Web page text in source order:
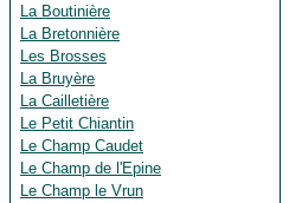
La Boutinière
La Bretonnière
Les Brosses
La Bruyère
La Cailletière
Le Petit Chiantin
Le Champ Caudet
Le Champ de l'Epine
Le Champ le Vrun